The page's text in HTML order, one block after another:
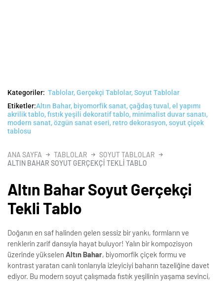
Kategoriler: Tablolar,Gerçekçi Tablolar,Soyut Tablolar
Etiketler:Altın Bahar, biyomorfik sanat,çağdaş tuval ,el yapımı
akrilik tablo,fıstık yeşili dekoratif tablo, minimalist duvar sanatı,
modern sanat,özgün sanat eseri, retro dekorasyon,soyut çiçek
tablosu
ANA SAYFA TABLOLAR
SOYUT TABLOLAR
ALTIN BAHAR SOYUT GERÇEKÇI TEKLI TABLO
Altın Bahar Soyut Gerçekçi
Tekli Tablo
Doğanın en saf halinden gelen sessiz bir yankı, formların ve
renklerin zarif dansıyla hayat buluyor! Yalın bir kompozisyon
üzerinde yükselen Altın Bahar, biyomorfik çiçek formu ve
kontrast yaratan canlı tonlarıyla izleyiciyi baharın tazeliğine davet
ediyor. Bu modern soyut çalışmada fıstık yeşilinin yaşama sevinci,